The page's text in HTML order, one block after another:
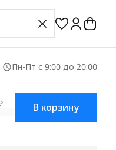
Пн-Пт с 9:00 до 20:00
В корзину